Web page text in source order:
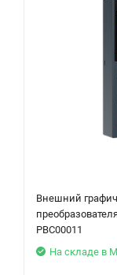
Внешний
PBC00011
На складе в